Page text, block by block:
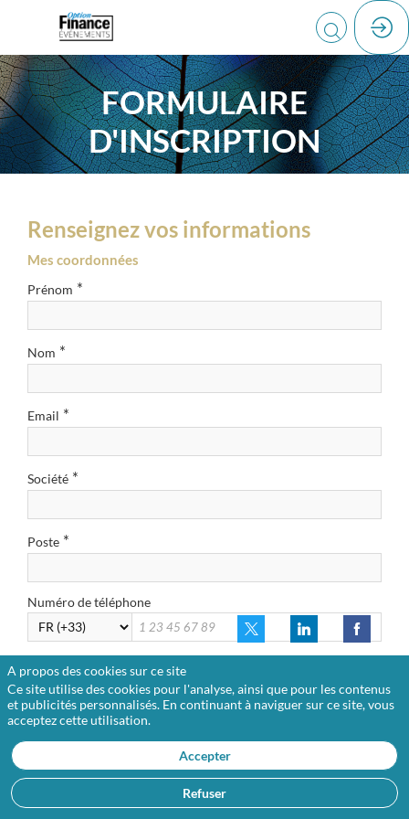
FORMULAIRE
D'INSCRIPTION
Renseignez vos informations
Mes coordonnées
Prénom *
Nom *
Email *
Société *
Poste *
Numéro de téléphone
Je suis abonné à l'une des publications du groupe Option Finance
(La Tribune de l'assurance, Option Finance, Funds Magazine ou
Option Droit et Affaires)
La fonctionnalité de networking vous permet d'accéder à la
liste des participants pour élargir vos contacts et prendre
A propos des cookies sur ce site
Ce site utilise des cookies pour l'analyse, ainsi que pour les contenus
et publicités personnalisés. En continuant à naviguer sur ce site, vous
acceptez cette utilisation.
Accepter
Refuser